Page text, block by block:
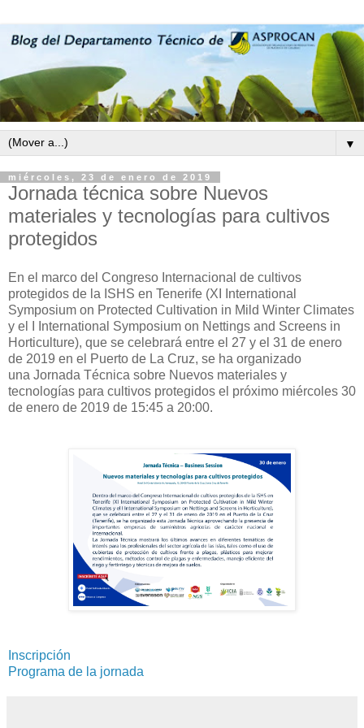
▼
miércoles, 23 de enero de 2019
Jornada técnica sobre Nuevos
materiales y tecnologías para cultivos
protegidos
En el marco del Congreso Internacional de cultivos
protegidos de la ISHS en Tenerife (XI International
Symposium on Protected Cultivation in Mild Winter Climates
y el I International Symposium on Nettings and Screens in
Horticulture), que se celebrará entre el 27 y el 31 de enero
de 2019 en el Puerto de La Cruz, se ha organizado
una Jornada Técnica sobre Nuevos materiales y
tecnologías para cultivos protegidos el próximo miércoles 30
de enero de 2019 de 15:45 a 20:00.
Inscripción
Programa de la jornada